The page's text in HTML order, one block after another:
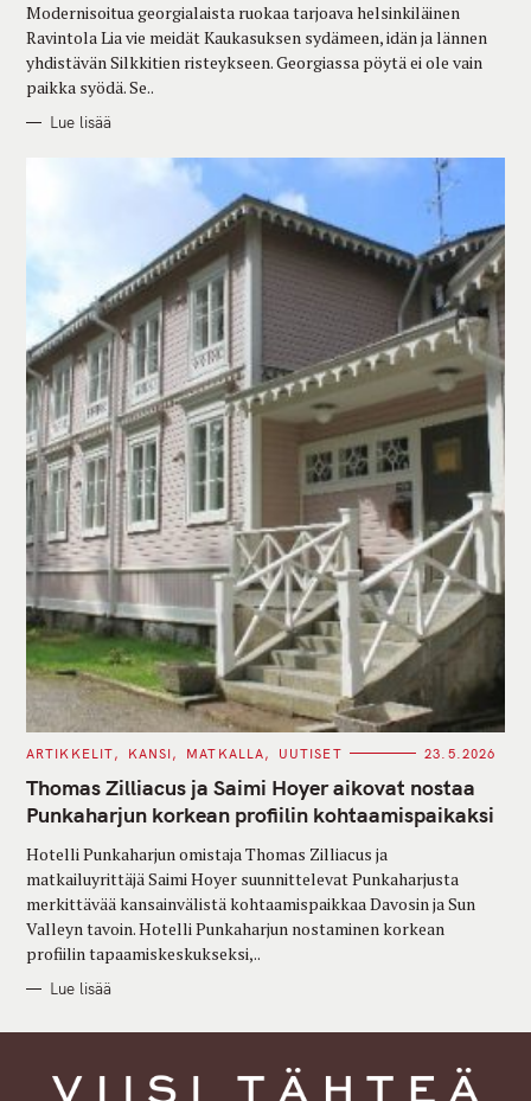
I
E
S
Modernisoitua georgialaista ruokaa tarjoava helsinkiläinen
Ravintola Lia vie meidät Kaukasuksen sydämeen, idän ja lännen
yhdistävän Silkkitien risteykseen. Georgiassa pöytä ei ole vain
paikka syödä. Se..
Lue lisää
C
T
E
G
O
I
S
ARTIKKELIT KANSI MATKALLA UUTISET 23.5.2026
Thomas Zilliacus ja Saimi Hoyer aikovat nostaa
Punkaharjun korkean profiilin kohtaamispaikaksi
Hotelli Punkaharjun omistaja Thomas Zilliacus ja
matkailuyrittäjä Saimi Hoyer suunnittelevat Punkaharjusta
merkittävää kansainvälistä kohtaamispaikkaa Davosin ja Sun
Valleyn tavoin. Hotelli Punkaharjun nostaminen korkean
profiilin tapaamiskeskukseksi,..
Lue lisää